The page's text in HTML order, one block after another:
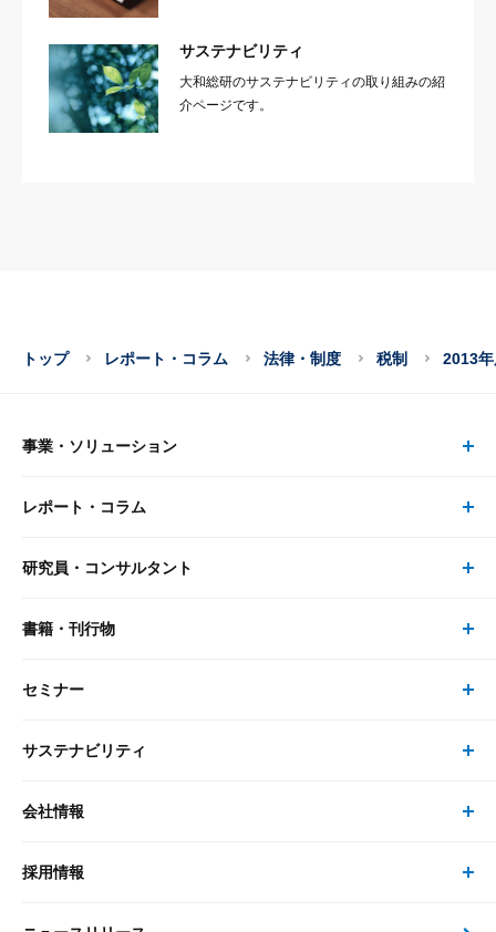
サステナビリティ
大和総研のサステナビリティの取り組みの紹
介ページです。
トップ レポート・コラム 法律・制度 税制 2013
事業・ソリューション
事業・ソリューション トップ
リサーチ
大和総研の強み
レポート・コラム
レポート・コラム トップ
最新のレポート・コラム
政策分析
研究員・コンサルタント
研究員・コンサルタント トップ
研究員
書籍・刊行物
書籍・刊行物 トップ
書籍
セミナー
セミナー トップ
現在受付中のセミナー・イベント
サステナビリティ
サステナビリティの取り組み
次世代社会への貢献
会社情報
会社情報 トップ
採用情報